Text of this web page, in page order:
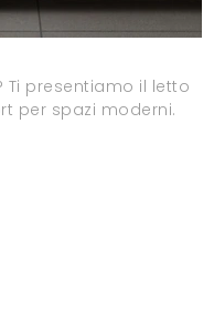
presentiamo il letto
per spazi moderni.